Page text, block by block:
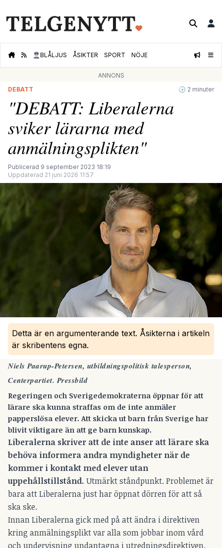
👮🏻‍♂️BLÅLJUS ÅSIKTER SPORT NÖJE
ANNONS
DEBATT
🕝 2 minuter
"DEBATT: Liberalerna
sviker lärarna med
anmälningsplikten"
Publicerad 9 september 2023 18:19
Uppdaterad 21 juni 2026 11:57
Detta är en argumenterande text. Åsikterna i artikeln
är skribentens egna.
Niels Paarup-Petersen, utbildningspolitisk talesperson,
Centerpartiet. Pressbild
Regeringen och Sverigedemokraterna öppnar för att
lärare ska kunna straffas om de inte anmäler
papperslösa elever. Att skicka ut barn från Sverige har
blivit viktigare än att ge barn kunskap.
Liberalerna skriver att de inte anser att lärare ska
behöva informera andra myndigheter när de
kommer i kontakt med elever utan
uppehållstillstånd. Utmärkt ståndpunkt. Problemet är
bara att Liberalerna just har öppnat dörren för att så
ska ske.
Innan Liberalerna gick med på att ändra i direktiven
kring anmälningsplikt var alla som jobbar inom vård
och undervisning undantagna i utredningsdirektiven.